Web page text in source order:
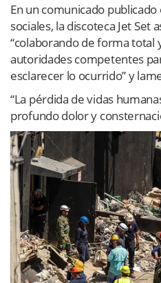
En un comunicado
sociales, la discoteca Jet Set
“colaborando de forma total
autoridades competentes
esclarecer lo ocurrido” y
“La pérdida de vidas
profundo dolor y